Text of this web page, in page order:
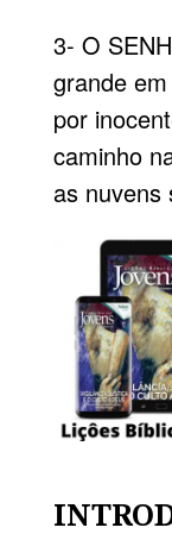
3- O
grande
por
caminho
as nuvens